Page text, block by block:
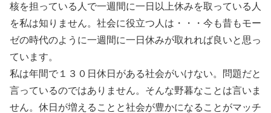
核を担っている人で一週間に一日以上休みを取っている人
を私は知りません。社会に役立つ人は・・・今も昔もモー
ゼの時代のように一週間に一日休みが取れれば良いと思っ
ています。
私は年間で１３０日休日がある社会がいけない。問題だと
言っているのではありません。そんな野暮なことは言いま
せん。休日が増えることと社会が豊かになることがマッチ